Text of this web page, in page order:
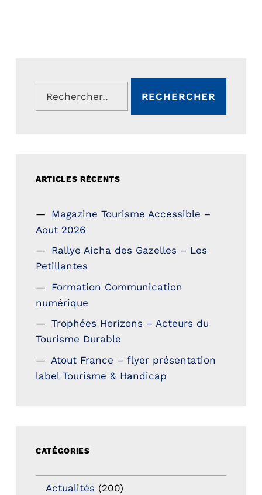
Rechercher :
ARTICLES RÉCENTS
Magazine Tourisme Accessible –
Aout 2026
Rallye Aicha des Gazelles – Les
Petillantes
Formation Communication
numérique
Trophées Horizons – Acteurs du
Tourisme Durable
Atout France – flyer présentation
label Tourisme & Handicap
CATÉGORIES
Actualités (200)